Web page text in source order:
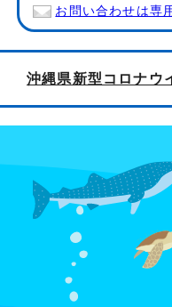
お問い合わせは専
沖縄県新型コロナウ